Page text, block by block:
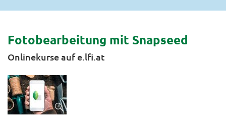
Fotobearbeitung mit Snapseed
Onlinekurse auf e.lfi.at